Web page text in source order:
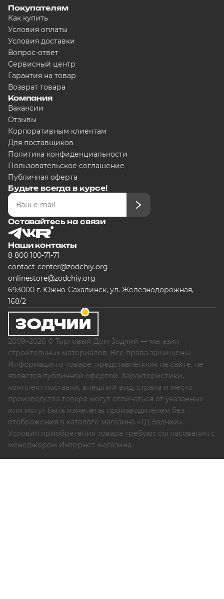
Покупателям
Как купить
Условия оплаты
Условия доставки
Вопрос-ответ
Сервисный центр
Гарантия на товар
Возврат товара
Компания
Вакансии
Отзывы
Корпоративным клиентам
Для поставщиков
Политика конфиденциальности
Пользовательское соглашение
Публичная оферта
Будьте всегда в курсе!
Оставайтесь на связи
Наши контакты
8 800 100-71-71
contact-center@zodchiy.org
onlinestore@zodchiy.org
693000 г. Южно-Сахалинск, ул. Железнодорожная,
168/2
2009–2026 © Торговый Дом Зодчий — магазин
строительных материалов. Все права защищены.
Информация о товаре, представленном на сайте, не
является публичной офертой. Характеристики,
комплект поставки, внешний вид, страна и место
производства товара могут отличаться от указанных
или могут быть изменены производителем без
отображения в каталоге магазина «ТД Зодчий».
Условия приобретения товара требуют согласования с
менеджером Интернет-магазина.